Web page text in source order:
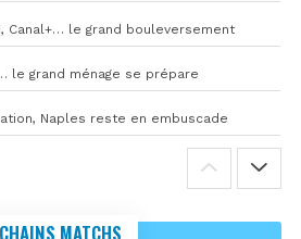
Canal+… le grand bouleversement
le grand ménage se prépare
Naples reste en embuscade
MATCHS